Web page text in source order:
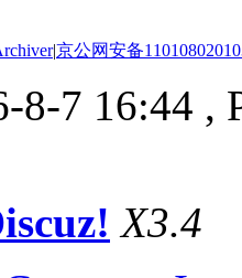
|京公网安备
8-7 16:44 ,
X3.4